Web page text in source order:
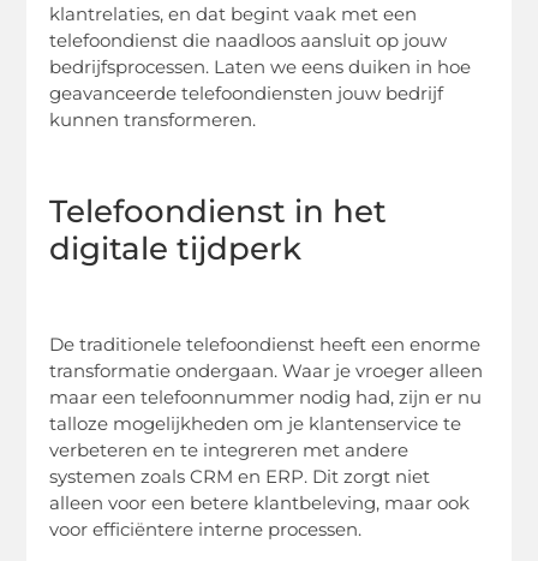
klantrelaties, en dat begint vaak met een
telefoondienst die naadloos aansluit op jouw
bedrijfsprocessen. Laten we eens duiken in hoe
geavanceerde telefoondiensten jouw bedrijf
kunnen transformeren.
Telefoondienst in het
digitale tijdperk
De traditionele telefoondienst heeft een enorme
transformatie ondergaan. Waar je vroeger alleen
maar een telefoonnummer nodig had, zijn er nu
talloze mogelijkheden om je klantenservice te
verbeteren en te integreren met andere
systemen zoals CRM en ERP. Dit zorgt niet
alleen voor een betere klantbeleving, maar ook
voor efficiëntere interne processen.